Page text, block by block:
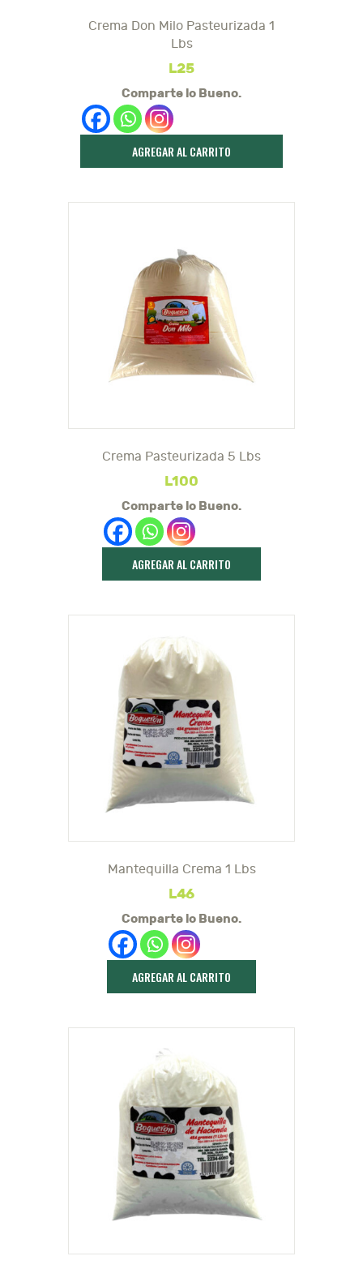
Crema Don Milo Pasteurizada 1
Lbs
L25
Comparte lo Bueno.
AGREGAR AL CARRITO
Crema Pasteurizada 5 Lbs
L100
Comparte lo Bueno.
AGREGAR AL CARRITO
Mantequilla Crema 1 Lbs
L46
Comparte lo Bueno.
AGREGAR AL CARRITO